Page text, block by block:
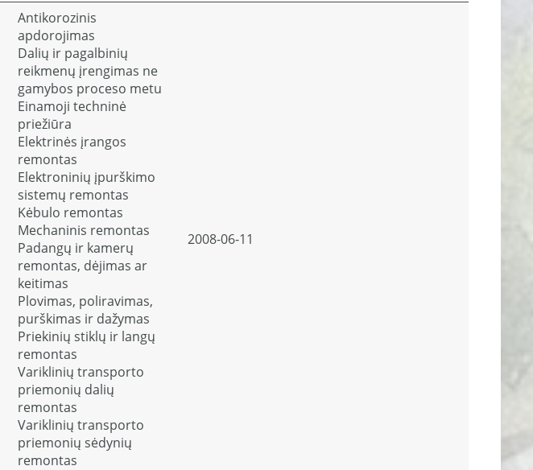
Antikorozinis
apdorojimas
Dalių ir pagalbinių
reikmenų įrengimas ne
gamybos proceso metu
Einamoji techninė
priežiūra
Elektrinės įrangos
remontas
Elektroninių įpurškimo
sistemų remontas
Kėbulo remontas
Mechaninis remontas
Padangų ir kamerų
remontas, dėjimas ar
keitimas
Plovimas, poliravimas,
purškimas ir dažymas
Priekinių stiklų ir langų
remontas
Variklinių transporto
priemonių dalių
remontas
Variklinių transporto
priemonių sėdynių
remontas
2008-06-11